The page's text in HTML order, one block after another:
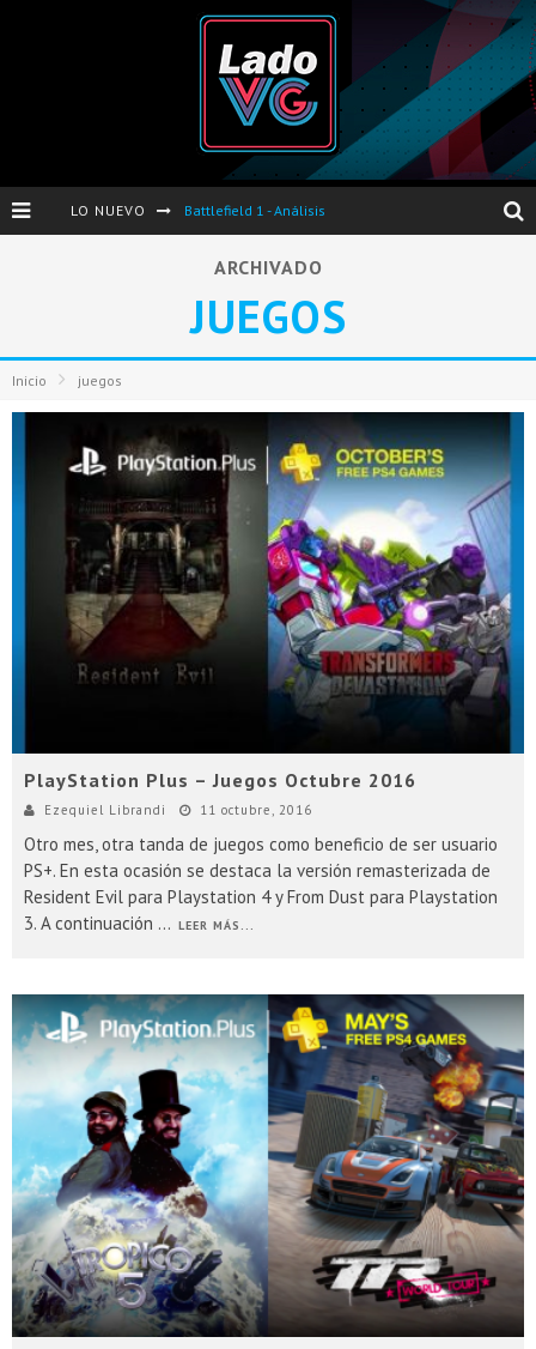
LO NUEVO Battlefield 1 - Análisis
Pro Evolution Soccer 2017 - Análisis
Pausa VG - S04E06 - Nintendo Switch - FIFA/PES - DS III Ashes of Ariandel - Red Dead Redemption 2
Opinión sobre The Last of Us y Left Behind
Presentación oficial de Gears Of War 4 en Argentina
Presentacion Watch Dogs 2 en Argentina
ARCHIVADO
JUEGOS
Inicio juegos
PlayStation Plus – Juegos Octubre 2016
Ezequiel Librandi 11 octubre, 2016
Otro mes, otra tanda de juegos como beneficio de ser usuario
PS+. En esta ocasión se destaca la versión remasterizada de
Resident Evil para Playstation 4 y From Dust para Playstation
3. A continuación ... LEER MÁS...